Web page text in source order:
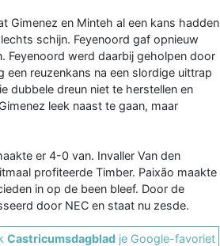
Gimenez en Minteh al een kans hadden
schijn. Feyenoord gaf opnieuw
Feyenoord werd daarbij geholpen door
reuzenkans na een slordige uittrap
dubbele dreun niet te herstellen en
leek naast te gaan, maar
er 4-0 van. Invaller Van den
profiteerde Timber. Paixão maakte
in op de been bleef. Door de
door NEC en staat nu zesde.
Castricumsdagblad je Google-favoriet